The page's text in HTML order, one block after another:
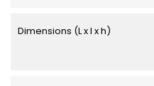
Dimensions (L x l x h)